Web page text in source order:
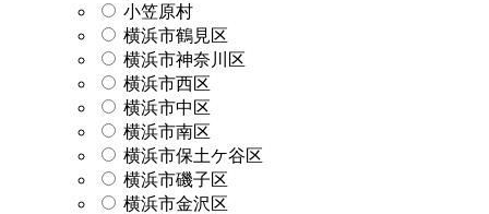
小笠原村
横浜市鶴見区
横浜市神奈川区
横浜市西区
横浜市中区
横浜市南区
横浜市保土ケ谷区
横浜市磯子区
横浜市金沢区